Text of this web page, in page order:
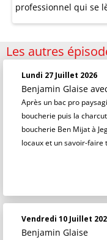
professionnel qui se
Les autres
Lundi 27 Juillet 2026
Benjamin Glaise
Après un bac pro
boucherie puis la
boucherie Ben Mijat à
locaux et un savoir-
Vendredi 10 Juillet
Benjamin Glaise